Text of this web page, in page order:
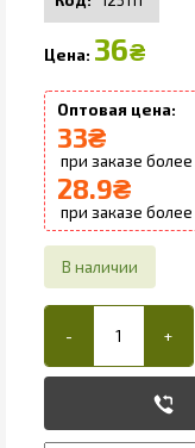
36₴
33₴
28.9₴